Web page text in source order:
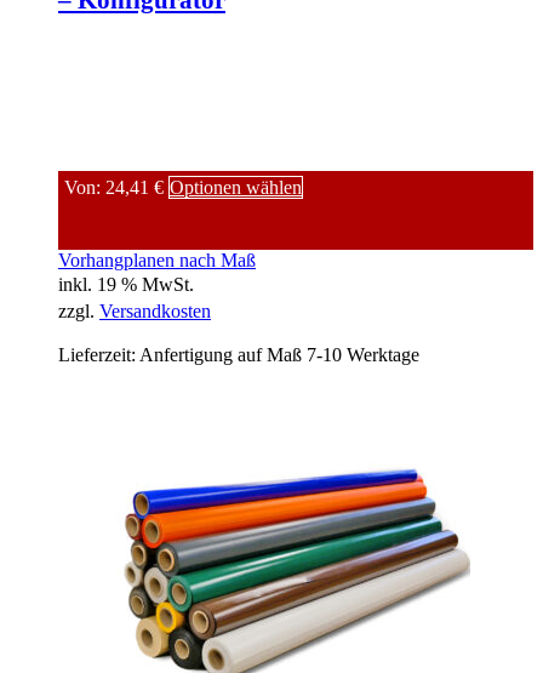
Von: 24,41 € Optionen wählen
Vorhangplanen nach Maß
inkl. 19 % MwSt.
zzgl. Versandkosten
Lieferzeit: Anfertigung auf Maß 7-10 Werktage